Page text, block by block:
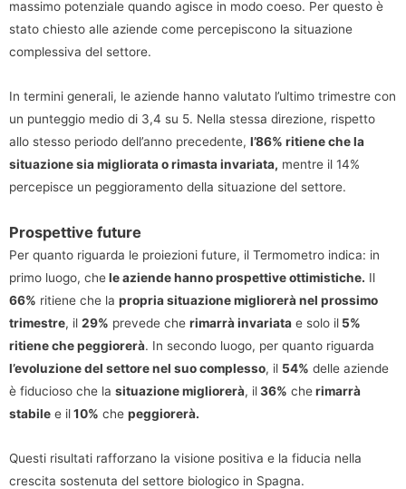
massimo potenziale quando agisce in modo coeso. Per questo è
stato chiesto alle aziende come percepiscono la situazione
complessiva del settore.
In termini generali, le aziende hanno valutato l’ultimo trimestre con
un punteggio medio di 3,4 su 5. Nella stessa direzione, rispetto
allo stesso periodo dell’anno precedente, l’86% ritiene che la
situazione sia migliorata o rimasta invariata, mentre il 14%
percepisce un peggioramento della situazione del settore.
Prospettive future
Per quanto riguarda le proiezioni future, il Termometro indica: in
primo luogo, chele aziende hanno prospettive ottimistiche. Il
66% ritiene che la propria situazione migliorerà nel prossimo
trimestre, il 29% prevede che rimarrà invariata e solo il 5%
ritiene che peggiorerà. In secondo luogo, per quanto riguarda
l’evoluzione del settore nel suo complesso, il 54% delle aziende
è fiducioso che la situazione migliorerà, il36% cherimarrà
stabile e il10% che peggiorerà.
Questi risultati rafforzano la visione positiva e la fiducia nella
crescita sostenuta del settore biologico in Spagna.